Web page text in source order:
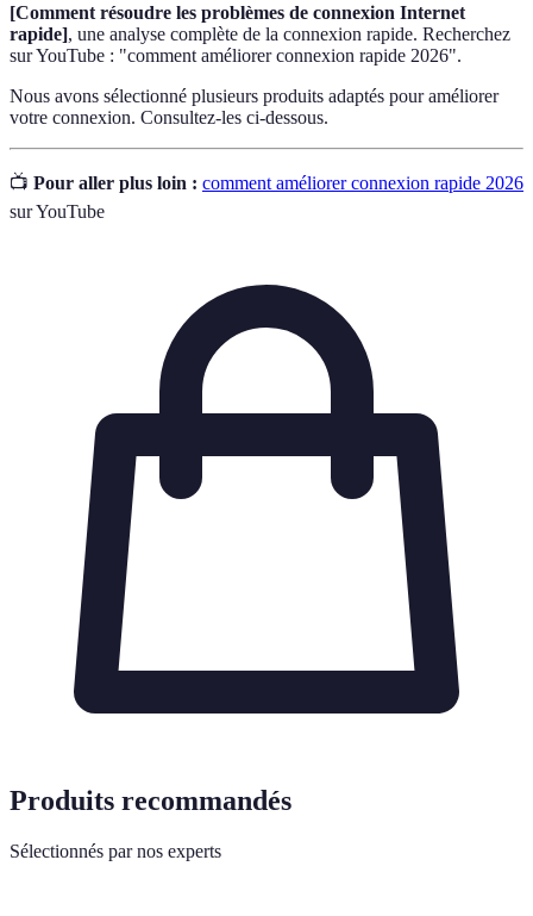
[Comment résoudre les problèmes de connexion Internet
rapide], une analyse complète de la connexion rapide. Recherchez
sur YouTube : "comment améliorer connexion rapide 2026".
Nous avons sélectionné plusieurs produits adaptés pour améliorer
votre connexion. Consultez-les ci-dessous.
📺 Pour aller plus loin : comment améliorer connexion rapide 2026
sur YouTube
Produits recommandés
Sélectionnés par nos experts